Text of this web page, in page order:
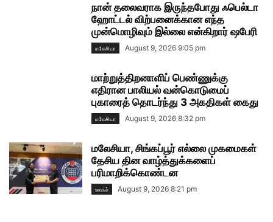
நான் தலைவராக இருந்தபோது ஃபெல்டா
ஹோட்டல் விற்பனைக்கான எந்த
முன்மொழிவும் இல்லை என்கிறார் ஷபேரி
மலேசியா August 9, 2026 9:05 pm
மாற்றுத்திறனாளிப் பெண்ணுக்கு
எதிரான பாலியல் வன்கொடுமைப்
புகாரைத் தொடர்ந்து 3 அகதிகள் கைது
மலேசியா August 9, 2026 8:32 pm
மலேசியா, சிங்கப்பூர் எல்லை முகமைகள்
தேசிய தின வாழ்த்துக்களைப்
பரிமாறிக்கொண்டன
உலகம் August 9, 2026 8:21 pm